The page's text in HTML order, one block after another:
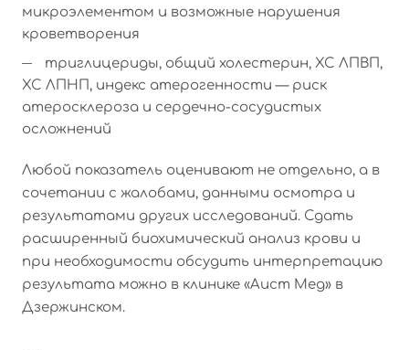
микроэлементом и возможные нарушения
кроветворения
триглицериды, общий холестерин, ХС ЛПВП,
ХС ЛПНП, индекс атерогенности — риск
атеросклероза и сердечно-сосудистых
осложнений
Любой показатель оценивают не отдельно, а в
сочетании с жалобами, данными осмотра и
результатами других исследований. Сдать
расширенный биохимический анализ крови и
при необходимости обсудить интерпретацию
результата можно в клинике «Аист Мед» в
Дзержинском.